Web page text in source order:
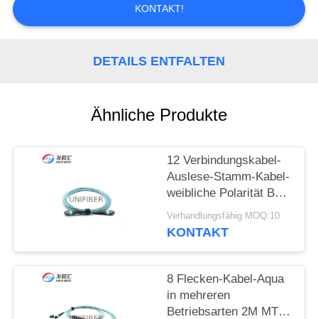
NACHRICHTEN
ZITAT
SITEMAP
POLICY
KONTAKT!
DETAILS ENTFALTEN
Ähnliche Produkte
12 Verbindungskabel-
Auslese-Stamm-Kabel-
weibliche Polarität B
der Faser-OM3 MPO
MTP
Verhandlungsfähig MOQ:10
KONTAKT
8 Flecken-Kabel-Aqua
in mehreren
Betriebsarten 2M MTP